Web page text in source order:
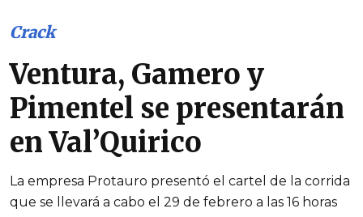
Crack
Ventura, Gamero y
Pimentel se presentarán
en Val’Quirico
La empresa Protauro presentó el cartel de la corrida
que se llevará a cabo el 29 de febrero a las 16 horas